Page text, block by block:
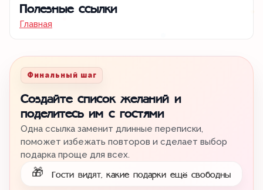
Полезные ссылки
Главная
Финальный шаг
Создайте список желаний и
поделитесь им с гостями
Одна ссылка заменит длинные переписки,
поможет избежать повторов и сделает выбор
подарка проще для всех.
🎁 Гости видят, какие подарки ещё свободны